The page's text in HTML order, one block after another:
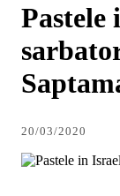
Pastele
20/03/2020